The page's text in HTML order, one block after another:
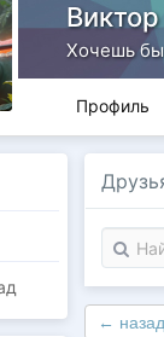
Хочешь
Профиль
← назад